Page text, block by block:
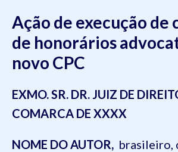
Ação de execução de
de honorários
novo CPC
EXMO. SR. DR. JUIZ DE
COMARCA DE XXXX
NOME DO AUTOR, brasileiro,